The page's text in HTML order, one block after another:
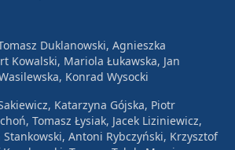
Duklanowski, Agnieszka
Kowalski, Mariola Łukawska, Jan
Konrad Wysocki
Katarzyna Gójska, Piotr
Tomasz Łysiak, Jacek Liziniewicz,
Antoni Rybczyński, Krzysztof